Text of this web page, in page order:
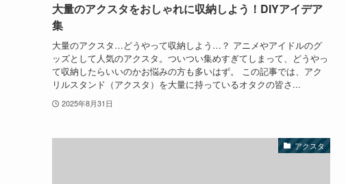
大量のアクスタをおしゃれに収納しよう！DIYアイデア
集
大量のアクスタ…どうやって収納しよう…？ アニメやアイドルのグ
ッズとして人気のアクスタ。ついつい集めすぎてしまって、どうやっ
て収納したらいいのかお悩みの方も多いはず。 この記事では、アク
リルスタンド（アクスタ）を大量に持っているオタクの皆さ...
2025年8月31日
アクスタ